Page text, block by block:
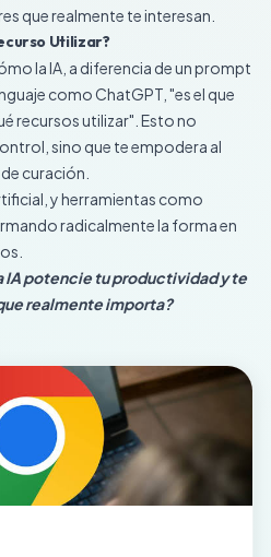
que realmente te interesan.
Utilizar?
la IA, a diferencia de un prompt
como ChatGPT, "es el que
recursos utilizar". Esto no
sino que te empodera al
curación.
y herramientas como
radicalmente la forma en
IA potencie tu productividad y te
realmente importa?